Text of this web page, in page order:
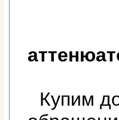
Купим